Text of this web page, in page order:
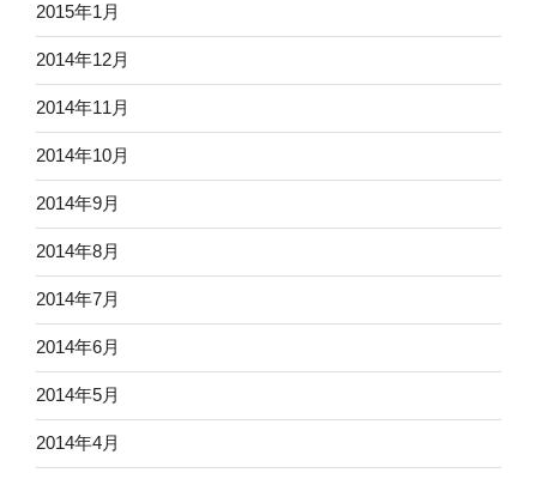
2015年1月
2014年12月
2014年11月
2014年10月
2014年9月
2014年8月
2014年7月
2014年6月
2014年5月
2014年4月